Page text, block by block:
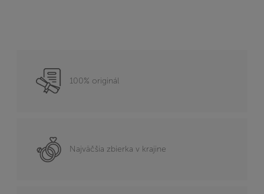
100% originál
Najväčšia zbierka v krajine